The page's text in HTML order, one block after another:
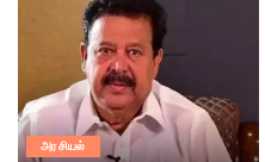
அரசியல்